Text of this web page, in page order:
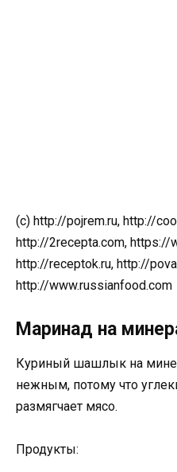
(с) http://pojrem.ru, http://
http://2recepta.com, https://
http://receptok.ru, http://
http://www.russianfood.com
Маринад на
Куриный шашлык на
нежным, потому что
размягчает мясо.
Продукты: